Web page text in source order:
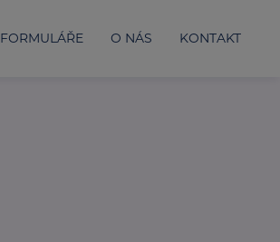
FORMULÁŘE O NÁS KONTAKT